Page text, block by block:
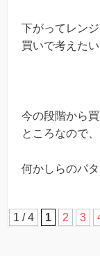
下がってレン
買いで考えたい
今の段階から
ところなので、
何かしらのパ
1 / 4 1 2 3